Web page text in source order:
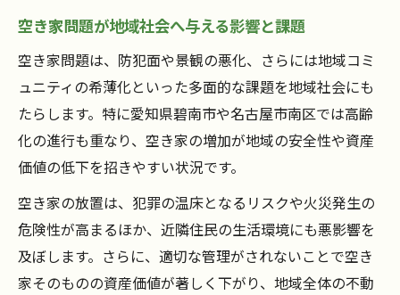
安心のために必要な空き家管理計画の具体
空き家の資産価値維持へ向けた保全の取り
組み
空き家 保全で防ぐリスク管理の重要ポイン
ト
空き家活用を目指すなら知りたい行政支援
空き家活用に役立つ行政支援制度の最新動
向
空き家問題が地域社会へ与える影響と課題
空き家問題は、防犯面や景観の悪化、さらには地域コミ
ュニティの希薄化といった多面的な課題を地域社会にも
たらします。特に愛知県碧南市や名古屋市南区では高齢
化の進行も重なり、空き家の増加が地域の安全性や資産
価値の低下を招きやすい状況です。
空き家の放置は、犯罪の温床となるリスクや火災発生の
危険性が高まるほか、近隣住民の生活環境にも悪影響を
及ぼします。さらに、適切な管理がされないことで空き
家そのものの資産価値が著しく下がり、地域全体の不動